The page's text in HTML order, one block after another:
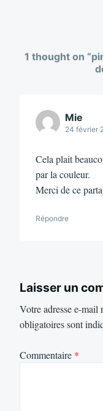
1 thought on “
Mie
24 février
Cela plait
par la couleur.
Merci de ce
Répondre
Laisser un
Votre adresse e-mail
obligatoires sont
Commentaire *